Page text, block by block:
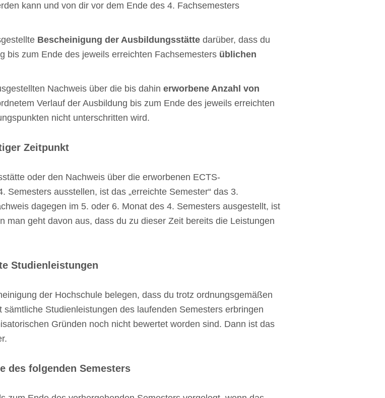
kann und von dir vor dem Ende des 4. Fachsemesters
Bescheinigung der Ausbildungsstätte darüber, dass du
bis zum Ende des jeweils erreichten Fachsemesters üblichen
Nachweis über die bis dahin erworbene Anzahl von
Verlauf der Ausbildung bis zum Ende des jeweils erreichten
nicht unterschritten wird.
Zeitpunkt
oder den Nachweis über die erworbenen ECTS-
ausstellen, ist das „erreichte Semester“ das 3.
dagegen im 5. oder 6. Monat des 4. Semesters ausgestellt, ist
man geht davon aus, dass du zu dieser Zeit bereits die Leistungen
Studienleistungen
der Hochschule belegen, dass du trotz ordnungsgemäßen
Studienleistungen des laufenden Semesters erbringen
Gründen noch nicht bewertet worden sind. Dann ist das
des folgenden Semesters